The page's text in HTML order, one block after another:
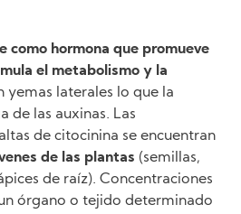
como hormona que promueve
el metabolismo y la
yemas laterales lo que la
de las auxinas. Las
de citocinina se encuentran
de las plantas (semillas,
de raíz). Concentraciones
órgano o tejido determinado